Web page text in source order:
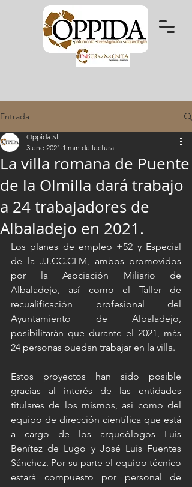
Entrada
La villa romana de Puente
de la Olmilla dará trabajo
a 24 trabajadores de
Albaladejo en 2021.
Oppida Sl
3 ene 2021 1 min de lectura
Los planes de empleo +52 y Especial
de la JJ.CC.CLM, ambos promovidos
por la Asociación Miliario de
Albaladejo, así como el Taller de
recualificación profesional del
Ayuntamiento de Albaladejo,
posibilitarán que durante el 2021, más
24 personas puedan trabajar en la villa.
Estos proyectos han sido posible
gracias al interés de las entidades
titulares de los mismos, así como del
equipo de dirección científica que está
a cargo de los arqueólogos Luis
Benítez de Lugo y José Luis Fuentes
Sánchez. Por su parte el equipo técnico
estará compuesto por personal de